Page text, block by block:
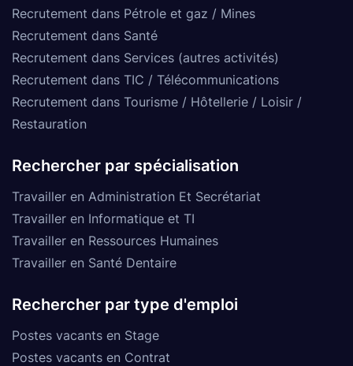
Recrutement dans Pétrole et gaz / Mines
Recrutement dans Santé
Recrutement dans Services (autres activités)
Recrutement dans TIC / Télécommunications
Recrutement dans Tourisme / Hôtellerie / Loisir /
Restauration
Rechercher par spécialisation
Travailler en Administration Et Secrétariat
Travailler en Informatique et TI
Travailler en Ressources Humaines
Travailler en Santé Dentaire
Rechercher par type d'emploi
Postes vacants en Stage
Postes vacants en Contrat